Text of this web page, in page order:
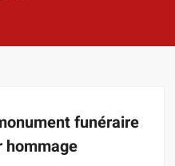
funéraire
hommage